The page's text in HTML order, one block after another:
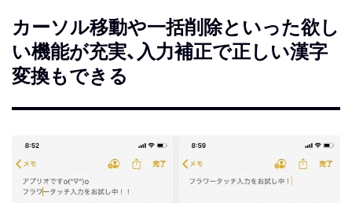
カーソル移動や一括削除といった欲し
い機能が充実、入力補正で正しい漢字
変換もできる